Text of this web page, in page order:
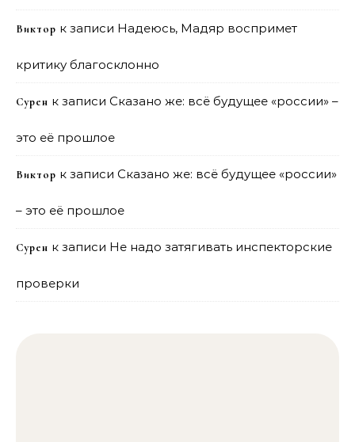
Виктор к записи Надеюсь, Мадяр воспримет
критику благосклонно
Сурен к записи Сказано же: всё будущее «россии» –
это её прошлое
Виктор к записи Сказано же: всё будущее «россии»
– это её прошлое
Сурен к записи Не надо затягивать инспекторские
проверки